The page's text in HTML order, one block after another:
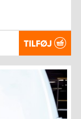
TILFØJ